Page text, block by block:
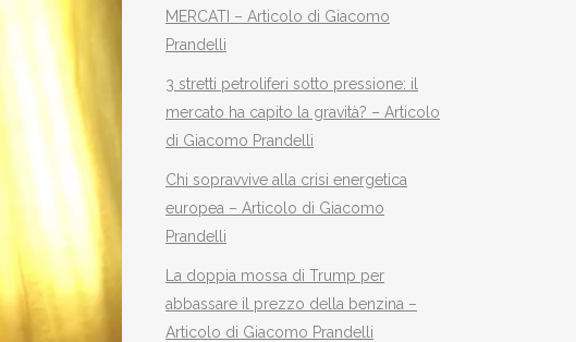
MERCATI – Articolo di Giacomo
Prandelli
3 stretti petroliferi sotto pressione: il
mercato ha capito la gravità? – Articolo
di Giacomo Prandelli
Chi sopravvive alla crisi energetica
europea – Articolo di Giacomo
Prandelli
La doppia mossa di Trump per
abbassare il prezzo della benzina –
Articolo di Giacomo Prandelli